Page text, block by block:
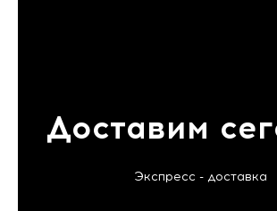
Доставим
Экспресс - доставка